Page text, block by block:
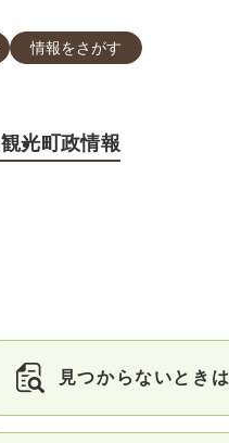
情報をさがす
観光町政情報
見つからないときは